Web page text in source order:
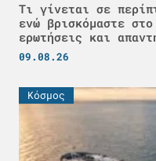
Τι γίνεται σε
ενώ βρισκόμαστε
ερωτήσεις και
09.08.26
Κόσμος